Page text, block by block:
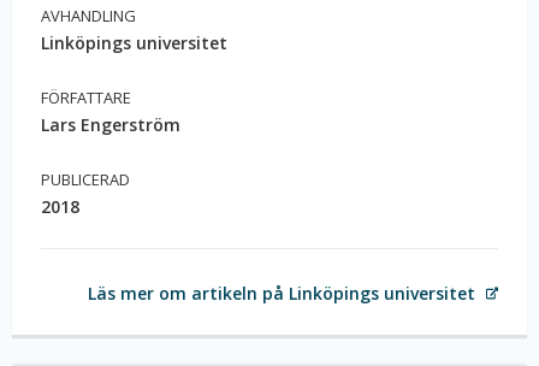
AVHANDLING
Linköpings universitet
FÖRFATTARE
Lars Engerström
PUBLICERAD
2018
Läs mer om artikeln på Linköpings universitet